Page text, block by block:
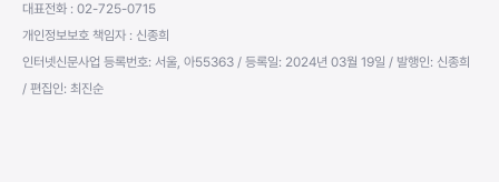
대표전화 : 02-725-0715
개인정보보호 책임자 : 신종희
인터넷신문사업 등록번호: 서울, 아55363 / 등록일: 2024년 03월 19일 / 발행인: 신종희
/ 편집인: 최진순